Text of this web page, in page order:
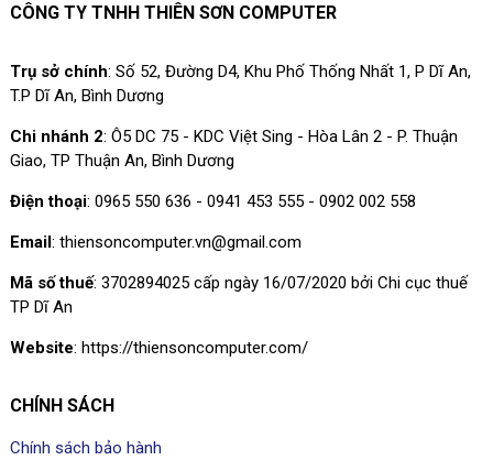
CÔNG TY TNHH THIÊN SƠN COMPUTER
Trụ sở chính: Số 52, Đường D4, Khu Phố Thống Nhất 1, P Dĩ An,
T.P Dĩ An, Bình Dương
Chi nhánh 2: Ô5 DC 75 - KDC Việt Sing - Hòa Lân 2 - P. Thuận
Giao, TP Thuận An, Bình Dương
Điện thoại: 0965 550 636 - 0941 453 555 - 0902 002 558
Email: thiensoncomputer.vn@gmail.com
Mã số thuế: 3702894025 cấp ngày 16/07/2020 bởi Chi cục thuế
TP Dĩ An
Website: https://thiensoncomputer.com/
CHÍNH SÁCH
Chính sách bảo hành